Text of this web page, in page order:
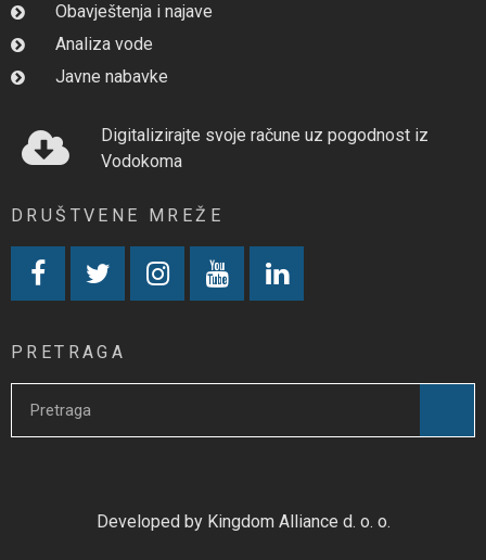
Obavještenja i najave
Analiza vode
Javne nabavke
Digitalizirajte svoje račune uz pogodnost iz
Vodokoma
DRUŠTVENE MREŽE
PRETRAGA
Developed by Kingdom Alliance d. o. o.